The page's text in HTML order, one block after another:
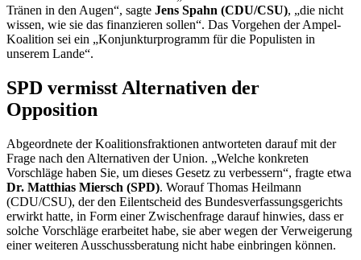
Tränen in den Augen“, sagte Jens Spahn (CDU/CSU), „die nicht
wissen, wie sie das finanzieren sollen“. Das Vorgehen der Ampel-
Koalition sei ein „Konjunkturprogramm für die Populisten in
unserem Lande“.
SPD vermisst Alternativen der
Opposition
Abgeordnete der Koalitionsfraktionen antworteten darauf mit der
Frage nach den Alternativen der Union. „Welche konkreten
Vorschläge haben Sie, um dieses Gesetz zu verbessern“, fragte etwa
Dr. Matthias Miersch (SPD). Worauf Thomas Heilmann
(CDU/CSU), der den Eilentscheid des Bundesverfassungsgerichts
erwirkt hatte, in Form einer Zwischenfrage darauf hinwies, dass er
solche Vorschläge erarbeitet habe, sie aber wegen der Verweigerung
einer weiteren Ausschussberatung nicht habe einbringen können.